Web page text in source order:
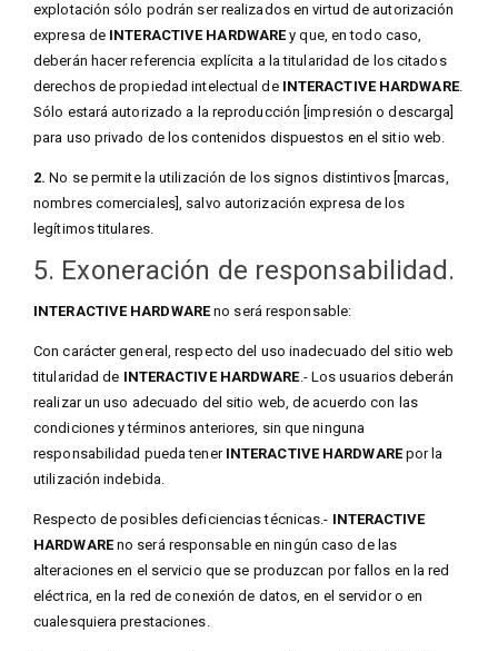
explotación sólo podrán ser realizados en virtud de autorización
expresa de INTERACTIVE HARDWAREy que, en todo caso,
deberán hacer referencia explícita a la titularidad de los citados
derechos de propiedad intelectual de INTERACTIVE HARDWARE.
Sólo estará autorizado a la reproducción [impresión o descarga]
para uso privado de los contenidos dispuestos en el sitio web.
2. No se permite la utilización de los signos distintivos [marcas,
nombres comerciales], salvo autorización expresa de los
legítimos titulares.
5. Exoneración de responsabilidad.
INTERACTIVE HARDWARE no será responsable:
Con carácter general, respecto del uso inadecuado del sitio web
titularidad de INTERACTIVE HARDWARE.- Los usuarios deberán
realizar un uso adecuado del sitio web, de acuerdo con las
condiciones y términos anteriores, sin que ninguna
responsabilidad pueda tener INTERACTIVE HARDWAREpor la
utilización indebida.
Respecto de posibles deficiencias técnicas.- INTERACTIVE
HARDWAREno será responsable en ningún caso de las
alteraciones en el servicio que se produzcan por fallos en la red
eléctrica, en la red de conexión de datos, en el servidor o en
cualesquiera prestaciones.